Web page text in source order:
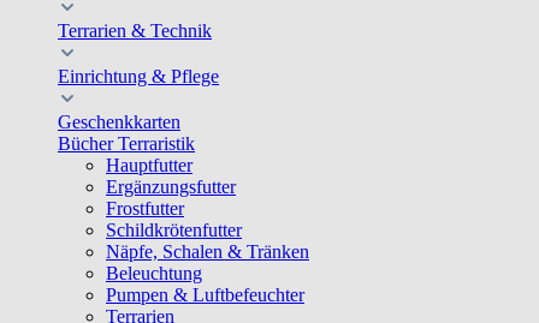
Terrarien & Technik
Einrichtung & Pflege
Geschenkkarten
Bücher Terraristik
Hauptfutter
Ergänzungsfutter
Frostfutter
Schildkrötenfutter
Näpfe, Schalen & Tränken
Beleuchtung
Pumpen & Luftbefeuchter
Terrarien